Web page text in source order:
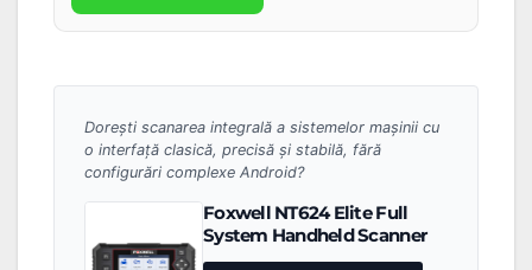
Dorești scanarea integrală a sistemelor mașinii cu
o interfață clasică, precisă și stabilă, fără
configurări complexe Android?
Foxwell NT624 Elite Full
System Handheld Scanner